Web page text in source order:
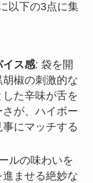
以下の3点に集
イス感: 袋を開
椒の刺激的な
た辛味が舌を
が、ハイボー
にマッチする
ルの味わいを
ませる絶妙な